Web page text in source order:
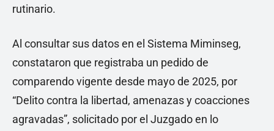
rutinario.
Al consultar sus datos en el Sistema Miminseg,
constataron que registraba un pedido de
comparendo vigente desde mayo de 2025, por
“Delito contra la libertad, amenazas y coacciones
agravadas”, solicitado por el Juzgado en lo